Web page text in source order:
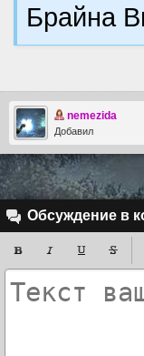
Брайна
nemezida
Добавил
Обсуждение в